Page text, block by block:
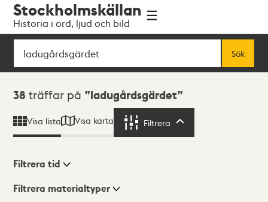
navigationen
huvudinnehållet
Stockholmskällan
Historia i ord, ljud och bild
Sök
Sök
Sökresultat
38 träffar på ladugårdsgärdet
Visa lista Visa karta Filtrera
Visningsläge
Filtrera tid
Filtrera materialtyper